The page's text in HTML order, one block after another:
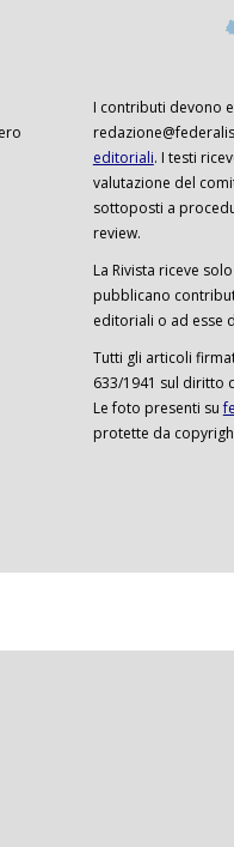
I contributi devono
editoriali. I testi
valutazione del
sottoposti a
review.
La Rivista riceve
pubblicano
editoriali o ad esse
Tutti gli articoli
633/1941 sul diritto
Le foto presenti su
protette da